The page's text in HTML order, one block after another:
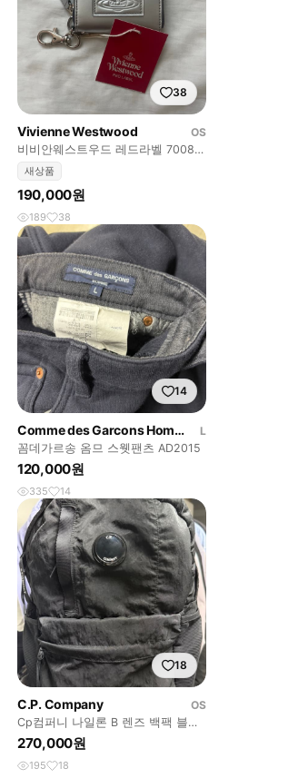
38
Vivienne Westwood
OS
비비안웨스트우드 레드라벨 7008
키체인 반지갑 실버
새상품
190,000원
189 38
14
Comme des Garcons Homme
L
꼼데가르송 옴므 스웻팬츠 AD2015
120,000원
335 14
18
C.P. Company
OS
Cp컴퍼니 나일론 B 렌즈 백팩 블랙
25fw
270,000원
195 18